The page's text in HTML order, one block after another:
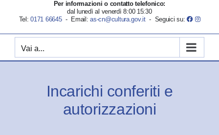
Per informazioni o contatto telefonico:
dal lunedì al venerdì 8:00 15:30
Tel:0171 66645- Email:as-cn@cultura.gov.it- Seguici su: Facebook
Vai a...
Incarichi conferiti e
autorizzazioni